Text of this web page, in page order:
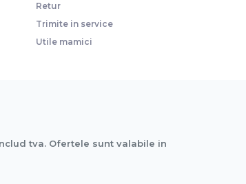
Retur
Trimite in service
Utile mamici
tva. Ofertele sunt valabile in